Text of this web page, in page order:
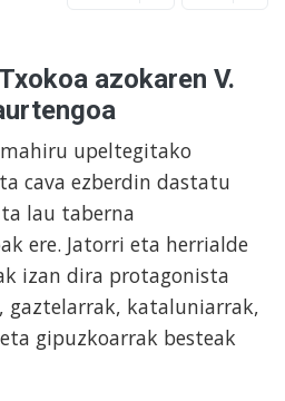
azokaren V.
upeltegitako
cava ezberdin dastatu
lau taberna
ere. Jatorri eta herrialde
izan dira protagonista
gaztelarrak, kataluniarrak,
gipuzkoarrak besteak